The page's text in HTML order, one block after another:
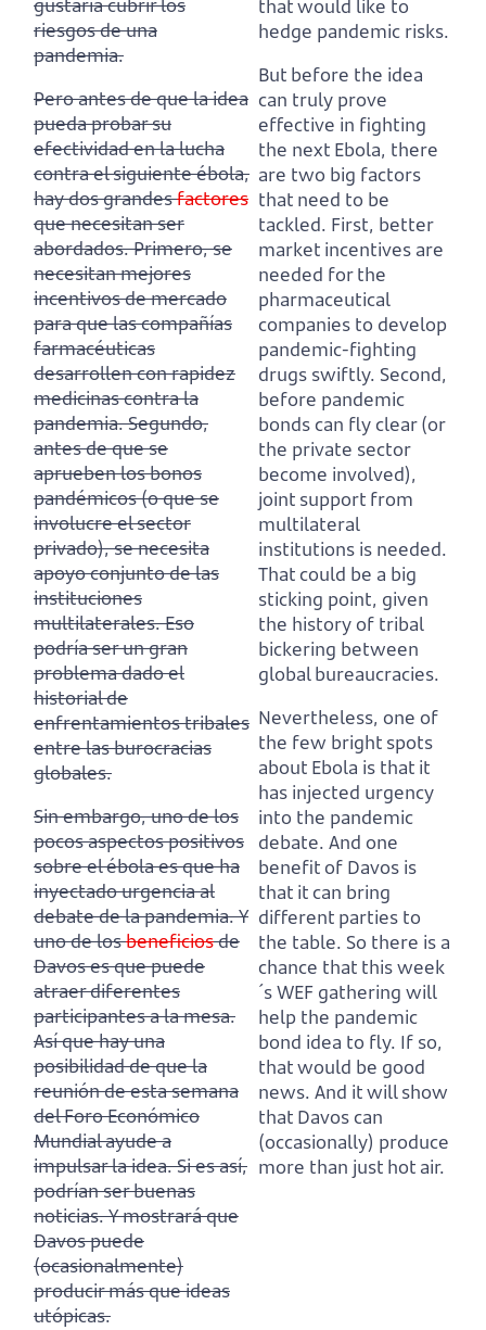
gustaría cubrir los
riesgos de una
pandemia.
Pero antes de que la idea
pueda probar su
efectividad en la lucha
contra el siguiente ébola,
hay dos grandesfactores
que necesitan ser
abordados.Primero, se
necesitan mejores
incentivos de mercado
para que las compañías
farmacéuticas
desarrollen con rapidez
medicinas contra la
pandemia.Segundo,
antes de que se
aprueben los bonos
pandémicos (o que se
involucre el sector
privado),se necesita
apoyo conjunto de las
instituciones
multilaterales. Eso
podría ser un gran
problema dado el
historial de
enfrentamientos tribales
entre las burocracias
globales.
Sin embargo, uno de los
pocos aspectos positivos
sobre el ébola es que ha
inyectado urgencia al
debate de la pandemia.Y
uno de losbeneficiosde
Davos es que puede
atraer diferentes
participantes a la mesa.
Así que hay una
posibilidad de que la
reunión de esta semana
del Foro Económico
Mundial ayude a
impulsar la idea.Si es así,
podrían ser buenas
noticias. Y mostrará que
Davos puede
(ocasionalmente)
producir más que ideas
utópicas.
that would like to
hedge pandemic risks.
But before the idea
can truly prove
effective in fighting
the next Ebola, there
are two big factors
that need to be
tackled. First, better
market incentives are
needed for the
pharmaceutical
companies to develop
pandemic-fighting
drugs swiftly. Second,
before pandemic
bonds can fly clear (or
the private sector
become involved),
joint support from
multilateral
institutions is needed.
That could be a big
sticking point, given
the history of tribal
bickering between
global bureaucracies.
Nevertheless, one of
the few bright spots
about Ebola is that it
has injected urgency
into the pandemic
debate. And one
benefit of Davos is
that it can bring
different parties to
the table. So there is a
chance that this week
´s WEF gathering will
help the pandemic
bond idea to fly. If so,
that would be good
news. And it will show
that Davos can
(occasionally) produce
more than just hot air.